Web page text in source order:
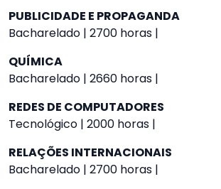
PUBLICIDADE E PROPAGANDA
Bacharelado | 2700 horas |
QUÍMICA
Bacharelado | 2660 horas |
REDES DE COMPUTADORES
Tecnológico | 2000 horas |
RELAÇÕES INTERNACIONAIS
Bacharelado | 2700 horas |